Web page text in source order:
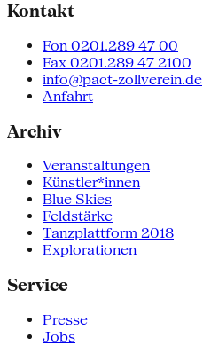
Kontakt
Fon 0201.289 47 00
Fax 0201.289 47 2100
info@pact-zollverein.de
Anfahrt
Archiv
Veranstaltungen
Künstler*innen
Blue Skies
Feldstärke
Tanzplattform 2018
Explorationen
Service
Presse
Jobs